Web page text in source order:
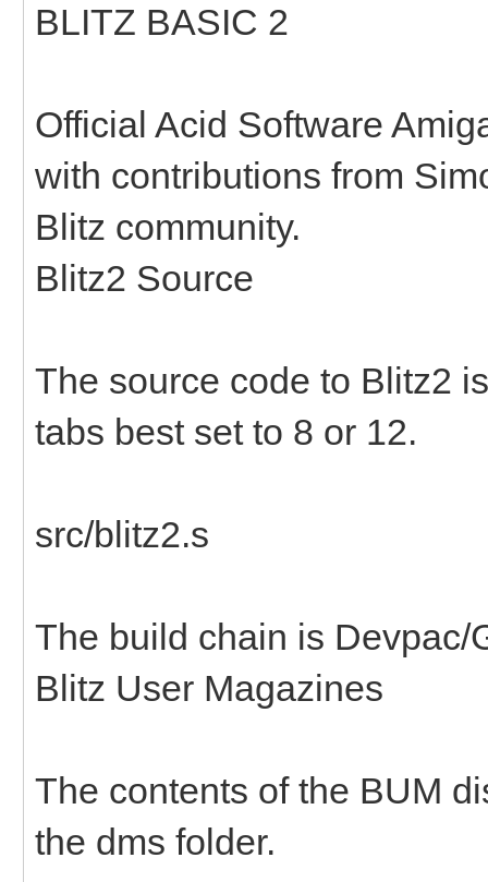
BLITZ BASIC 2
Official Acid Software
with contributions from
Blitz community.
Blitz2 Source
The source code to Blitz2
tabs best set to 8 or 12.
src/blitz2.s
The build chain is Devpac/
Blitz User Magazines
The contents of the BUM
the dms folder.